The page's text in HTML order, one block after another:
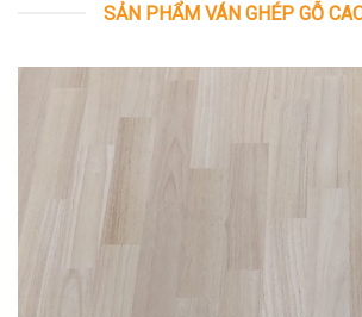
SẢN PHẨM VÁN GHÉP GỖ